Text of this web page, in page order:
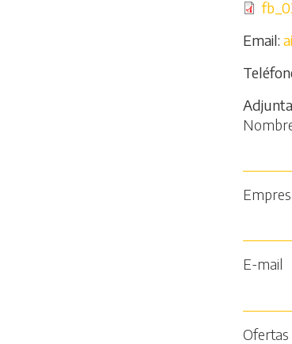
File
Email
E-mail
Ofertas